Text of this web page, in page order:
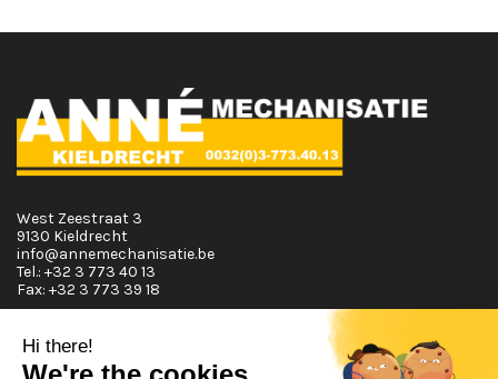
West Zeestraat 3
9130 Kieldrecht
info@annemechanisatie.be
Tel.: +32 3 773 40 13
Fax: +32 3 773 39 18